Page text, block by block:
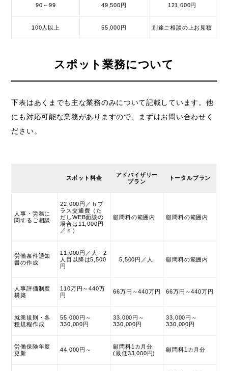
90～99 49,500円 121,000円
100人以上 55,000円 別途ご相談の上お見積
スポット業務について
下表はあくまでも主な業務のみについて記載しています。他
にも対応可能な業務がありますので、まずはお問い合わせく
ださい。
スポット料金
アドバイザリー
プラン
トータルプラン
人事・労務に
関するご相談
22,000円／ｈプ
ラス交通費（た
だしWEB面談の
場合は11,000円
／ｈ）
顧問料の範囲内 顧問料の範囲内
労働条件通知
書の作成
11,000円／人、2
人目以降は5,500
円
5,500円／人 顧問料の範囲内
人事評価制度
構築
110万円～440万
円
66万円～440万円 66万円～440万円
就業規則・各
種規程作成
55,000円～
330,000円
33,000円～
330,000円
33,000円～
330,000円
労働保険年度
更新
44,000円～
顧問料1カ月分
(最低33,000円)
顧問料1カ月分